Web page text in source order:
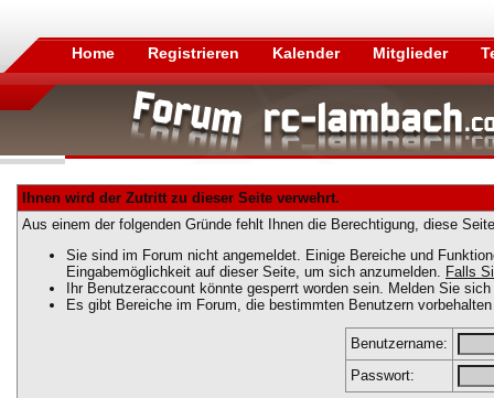
Home Registrieren Kalender Mitglieder
Ihnen wird der Zutritt zu dieser Seite verwehrt.
Aus einem der folgenden Gründe fehlt Ihnen die Berechtigung, diese
Sie sind im Forum nicht angemeldet. Einige Bereiche und
Eingabemöglichkeit auf dieser Seite, um sich anzumelden. Falls
Ihr Benutzeraccount könnte gesperrt worden sein. Melden Sie
Es gibt Bereiche im Forum, die bestimmten Benutzern
Benutzername:
Passwort: